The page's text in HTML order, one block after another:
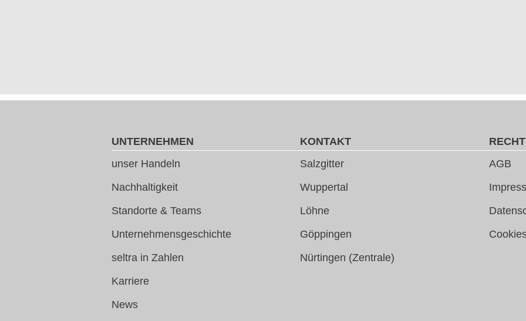
UNTERNEHMEN
unser Handeln
Nachhaltigkeit
Standorte & Teams
Unternehmensgeschichte
seltra in Zahlen
Karriere
News
KONTAKT
Salzgitter
Wuppertal
Löhne
Göppingen
Nürtingen (Zentrale)
AGB